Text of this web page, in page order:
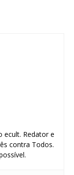
ecult. Redator e
contra Todos.